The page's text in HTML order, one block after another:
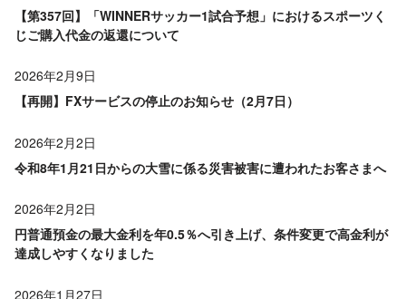
【第357回】「WINNERサッカー1試合予想」におけるスポーツく
じご購入代金の返還について
2026年2月9日
【再開】FXサービスの停止のお知らせ（2月7日）
2026年2月2日
令和8年1月21日からの大雪に係る災害被害に遭われたお客さまへ
2026年2月2日
円普通預金の最大金利を年0.5％へ引き上げ、条件変更で高金利が
達成しやすくなりました
2026年1月27日